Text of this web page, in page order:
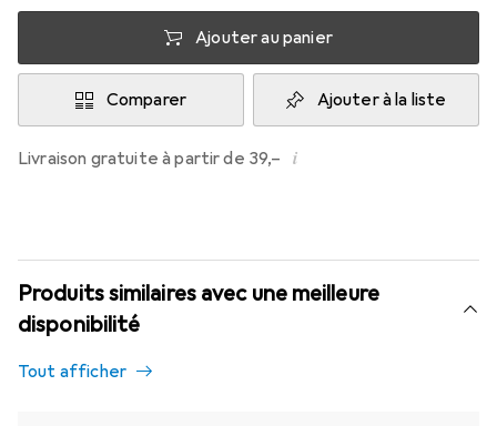
Ajouter au panier
Comparer Ajouter à la liste
Livraison gratuite à partir de 39,– i
Produits similaires avec une meilleure
disponibilité
Tout afficher